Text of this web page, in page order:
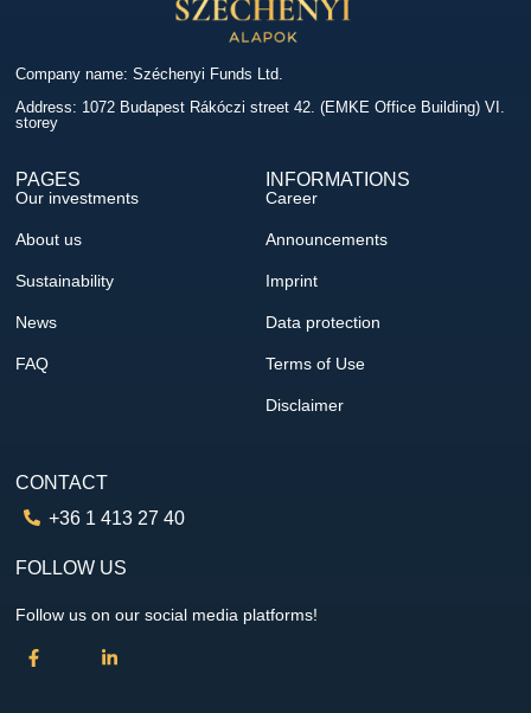
Company name: Széchenyi Funds Ltd.
Address: 1072 Budapest Rákóczi street 42. (EMKE Office Building) VI.
storey
PAGES
Our investments
About us
Sustainability
News
FAQ
INFORMATIONS
Career
Announcements
Imprint
Data protection
Terms of Use
Disclaimer
CONTACT
+36 1 413 27 40
FOLLOW US
Follow us on our social media platforms!